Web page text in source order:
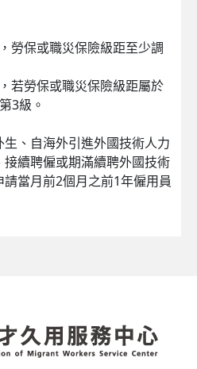
勞保或職災保險級距至少調
若勞保或職災保險級距屬於
3級。
、自海外引進外國技術人力
續聘僱或期滿續聘外國技術
當月前2個月之前1年僱用員